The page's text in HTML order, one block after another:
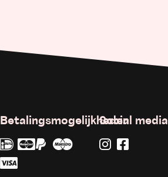
BetalingsmogelijkhedenSocial media